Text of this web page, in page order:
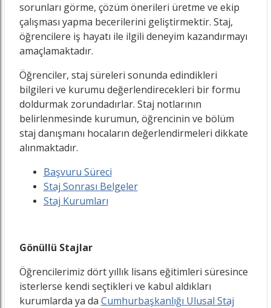
sorunları görme, çözüm önerileri üretme ve ekip
çalışması yapma becerilerini geliştirmektir. Staj,
öğrencilere iş hayatı ile ilgili deneyim kazandırmayı
amaçlamaktadır.
Öğrenciler, staj süreleri sonunda edindikleri
bilgileri ve kurumu değerlendirecekleri bir formu
doldurmak zorundadırlar. Staj notlarının
belirlenmesinde kurumun, öğrencinin ve bölüm
staj danışmanı hocaların değerlendirmeleri dikkate
alınmaktadır.
Başvuru Süreci
Staj Sonrası Belgeler
Staj Kurumları
Gönüllü Stajlar
Öğrencilerimiz dört yıllık lisans eğitimleri süresince
isterlerse kendi seçtikleri ve kabul aldıkları
kurumlarda ya da Cumhurbaşkanlığı Ulusal Staj